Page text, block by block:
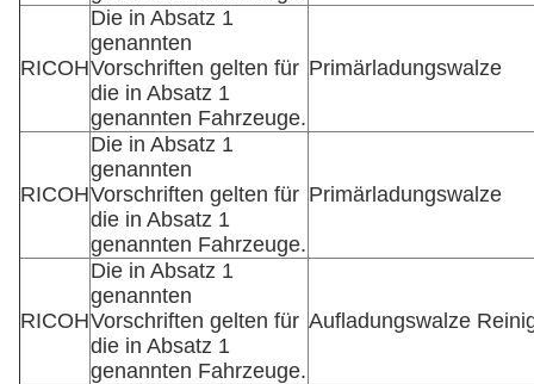
RICOH
Die in Absatz 1
genannten
Vorschriften gelten für
die in Absatz 1
genannten Fahrzeuge.
Primärladungswalze
RICOH
Die in Absatz 1
genannten
Vorschriften gelten für
die in Absatz 1
genannten Fahrzeuge.
Primärladungswalze
RICOH
Die in Absatz 1
genannten
Vorschriften gelten für
die in Absatz 1
genannten Fahrzeuge.
Aufladungswalze